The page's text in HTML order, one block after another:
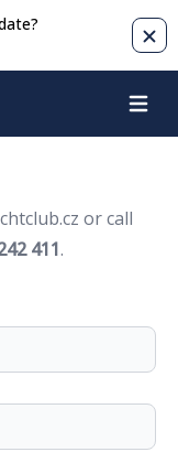
Open
or call
411.